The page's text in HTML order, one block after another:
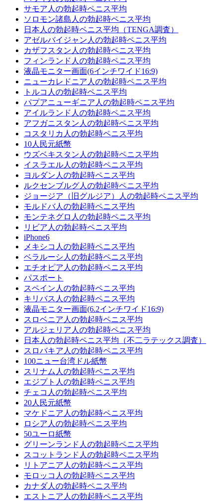
サモア人の勃起時ペニス平均
ソロモン諸島人の勃起時ペニス平均
日本人の勃起時ペニス平均（TENGA調査）
アゼルバイジャン人の勃起時ペニス平均
カザフスタン人の勃起時ペニス平均
フィンランド人の勃起時ペニス平均
液晶モニター画面(6インチワイド16:9)
ニューカレドニア人の勃起時ペニス平均
トルコ人の勃起時ペニス平均
パプアニューギニア人の勃起時ペニス平均
アイルランド人の勃起時ペニス平均
アフガニスタン人の勃起時ペニス平均
コスタリカ人の勃起時ペニス平均
10人民元紙幣
ウズベキスタン人の勃起時ペニス平均
イスラエル人の勃起時ペニス平均
ヨルダン人の勃起時ペニス平均
ルクセンブルグ人の勃起時ペニス平均
ジョージア（旧グルジア）人の勃起時ペニス平均
モルドバ人の勃起時ペニス平均
モンテネグロ人の勃起時ペニス平均
リビア人の勃起時ペニス平均
iPhone6
メキシコ人の勃起時ペニス平均
ベラルーシ人の勃起時ペニス平均
エチオピア人の勃起時ペニス平均
パスポート
スペイン人の勃起時ペニス平均
キリバス人の勃起時ペニス平均
液晶モニター画面(6.2インチワイド16:9)
スロベニア人の勃起時ペニス平均
アルジェリア人の勃起時ペニス平均
日本人の勃起時ペニス平均（不二ラテックス調査）
スロバキア人の勃起時ペニス平均
100ニュー台湾ドル紙幣
スリナム人の勃起時ペニス平均
エジプト人の勃起時ペニス平均
チェコ人の勃起時ペニス平均
20人民元紙幣
マケドニア人の勃起時ペニス平均
ロシア人の勃起時ペニス平均
50ユーロ紙幣
グリーンランド人の勃起時ペニス平均
スコットランド人の勃起時ペニス平均
リトアニア人の勃起時ペニス平均
モロッコ人の勃起時ペニス平均
カナダ人の勃起時ペニス平均
エストニア人の勃起時ペニス平均